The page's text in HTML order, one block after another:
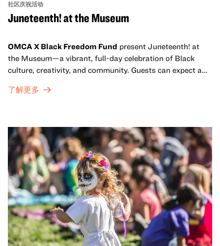
社区庆祝活动
Juneteenth! at the Museum
OMCA X Black Freedom Fund present Juneteenth! at
the Museum—a vibrant, full-day celebration of Black
culture, creativity, and community. Guests can expect a
sets from boundary-pushing artists, delicious offerings
move, make, and connect in celebration of Black culture.
了解更多